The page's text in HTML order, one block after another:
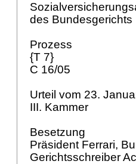
des Bundesgerichts
Prozess
{T 7}
C 16/05
Urteil vom 23.
III. Kammer
Besetzung
Präsident Ferrari,
Gerichtsschreiber